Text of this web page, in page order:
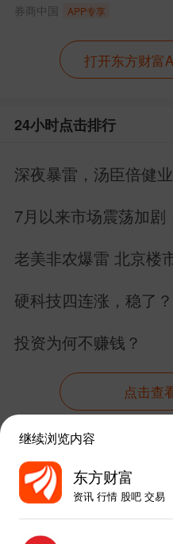
所以，六月是算力
22，失守，调整
(3))！
这也同大盘2027年
刚才说：美联储将
资本市场影响是核
道！这也是巴菲特
元踏空本轮AI炒作。
或许，六月是马科斯
本市场最大的IPO
券商中国 APP专享
打开东方财富
24小时点击排行
深夜暴雷，汤臣倍健
7月以来市场震荡加剧
老美非农爆雷 北京楼
硬科技四连涨，稳了？
投资为何不赚钱？
点击查
资讯
触屏版
东方财
继续浏览内容
东方财富
资讯 行情 股吧 交易